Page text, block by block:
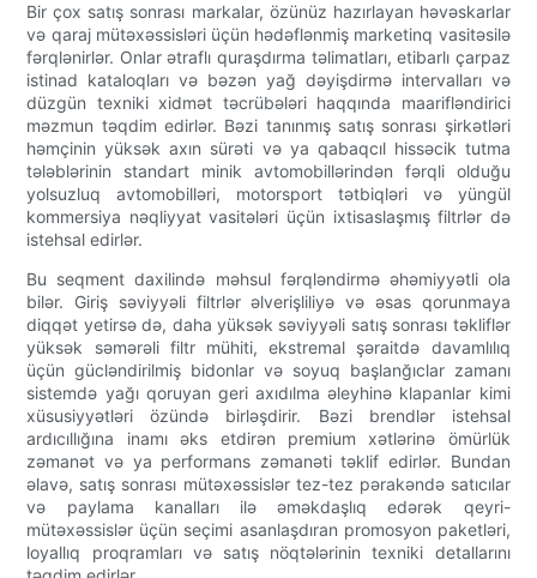
Bir çox satış sonrası markalar, özünüz hazırlayan həvəskarlar
və qaraj mütəxəssisləri üçün hədəflənmiş marketinq vasitəsilə
fərqlənirlər. Onlar ətraflı quraşdırma təlimatları, etibarlı çarpaz
istinad kataloqları və bəzən yağ dəyişdirmə intervalları və
düzgün texniki xidmət təcrübələri haqqında maarifləndirici
məzmun təqdim edirlər. Bəzi tanınmış satış sonrası şirkətləri
həmçinin yüksək axın sürəti və ya qabaqcıl hissəcik tutma
tələblərinin standart minik avtomobillərindən fərqli olduğu
yolsuzluq avtomobilləri, motorsport tətbiqləri və yüngül
kommersiya nəqliyyat vasitələri üçün ixtisaslaşmış filtrlər də
istehsal edirlər.
Bu seqment daxilində məhsul fərqləndirmə əhəmiyyətli ola
bilər. Giriş səviyyəli filtrlər əlverişliliyə və əsas qorunmaya
diqqət yetirsə də, daha yüksək səviyyəli satış sonrası təkliflər
yüksək səmərəli filtr mühiti, ekstremal şəraitdə davamlılıq
üçün gücləndirilmiş bidonlar və soyuq başlanğıclar zamanı
sistemdə yağı qoruyan geri axıdılma əleyhinə klapanlar kimi
xüsusiyyətləri özündə birləşdirir. Bəzi brendlər istehsal
ardıcıllığına inamı əks etdirən premium xətlərinə ömürlük
zəmanət və ya performans zəmanəti təklif edirlər. Bundan
əlavə, satış sonrası mütəxəssislər tez-tez pərakəndə satıcılar
və paylama kanalları ilə əməkdaşlıq edərək qeyri-
mütəxəssislər üçün seçimi asanlaşdıran promosyon paketləri,
loyallıq proqramları və satış nöqtələrinin texniki detallarını